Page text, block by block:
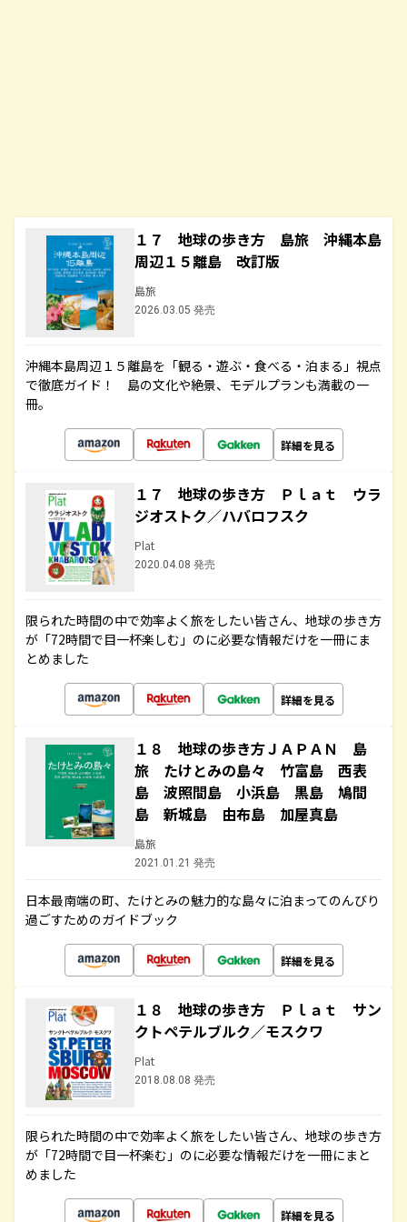
１７ 地球の歩き方 島旅 沖縄本島
周辺１５離島 改訂版
島旅
2026.03.05 発売
沖縄本島周辺１５離島を「観る・遊ぶ・食べる・泊まる」視点
で徹底ガイド！ 島の文化や絶景、モデルプランも満載の一
冊。
詳細を見る
１７ 地球の歩き方 Ｐｌａｔ ウラ
ジオストク／ハバロフスク
Plat
2020.04.08 発売
限られた時間の中で効率よく旅をしたい皆さん、地球の歩き方
が「72時間で目一杯楽しむ」のに必要な情報だけを一冊にま
とめました
詳細を見る
１８ 地球の歩き方ＪＡＰＡＮ 島
旅 たけとみの島々 竹富島 西表
島 波照間島 小浜島 黒島 鳩間
島 新城島 由布島 加屋真島
島旅
2021.01.21 発売
日本最南端の町、たけとみの魅力的な島々に泊まってのんびり
過ごすためのガイドブック
詳細を見る
１８ 地球の歩き方 Ｐｌａｔ サン
クトペテルブルク／モスクワ
Plat
2018.08.08 発売
限られた時間の中で効率よく旅をしたい皆さん、地球の歩き方
が「72時間で目一杯楽む」のに必要な情報だけを一冊にまと
めました
詳細を見る